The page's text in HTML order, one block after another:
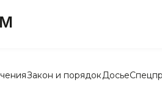
Закон и порядок Досье